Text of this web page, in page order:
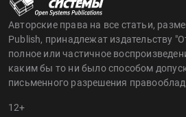
Авторские права на все статьи,
Publish, принадлежат издательству
полное или частичное
каким бы то ни было способом
письменного разрешения
12+